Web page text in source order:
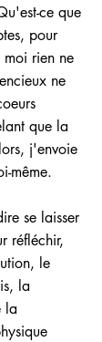
ce que
pour
rien ne
ne
que la
j'envoie
même.
se laisser
réfléchir,
le
la
la